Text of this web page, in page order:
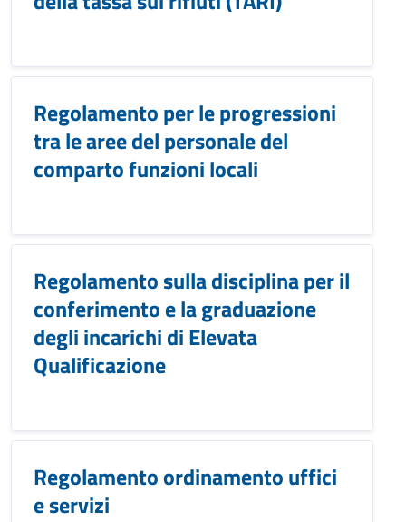
Regolamento per le progressioni
tra le aree del personale del
comparto funzioni locali
Regolamento sulla disciplina per il
conferimento e la graduazione
degli incarichi di Elevata
Qualificazione
Regolamento ordinamento uffici
e servizi